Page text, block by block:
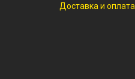
Доставка и оплата